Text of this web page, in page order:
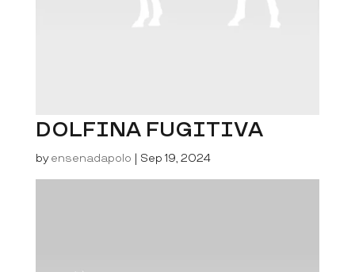
DOLFINA FUGITIVA
byensenadapolo | Sep 19, 2024